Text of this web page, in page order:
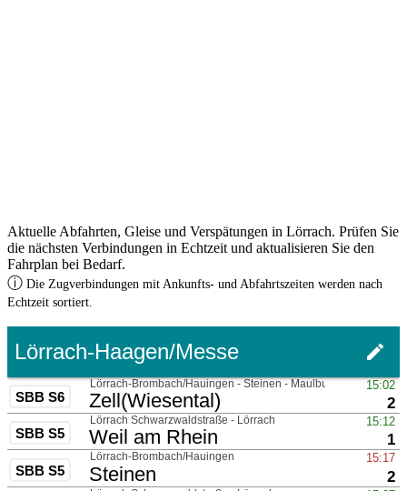
Aktuelle Abfahrten, Gleise und Verspätungen in Lörrach. Prüfen Sie
die nächsten Verbindungen in Echtzeit und aktualisieren Sie den
Fahrplan bei Bedarf.
ⓘ Die Zugverbindungen mit Ankunfts- und Abfahrtszeiten werden nach
Echtzeit sortiert.